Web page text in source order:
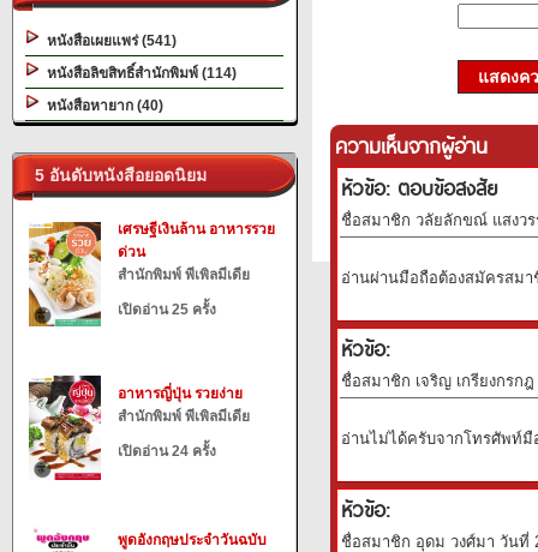
หนังสือเผยแพร่ (541)
หนังสือลิขสิทธิ์สำนักพิมพ์ (114)
หนังสือหายาก (40)
5 อันดับหนังสือยอดนิยม
เศรษฐีเงินล้าน อาหารรวย
ด่วน
สำนักพิมพ์ พีเพิลมีเดีย
เปิดอ่าน 25 ครั้ง
อาหารญี่ปุ่น รวยง่าย
สำนักพิมพ์ พีเพิลมีเดีย
เปิดอ่าน 24 ครั้ง
พูดอังกฤษประจำวันฉบับ
แสดงค
ความเห็นจากผู้อ่าน
หัวข้อ: ตอบข้อสงสัย
ชื่อสมาชิก วลัยลักขณ์ แสงวร
อ่านผ่านมือถือต้องสมัครสมา
หัวข้อ:
ชื่อสมาชิก เจริญ เกรียงกรกฎ
อ่านไม่ได้ครับจากโทรศัพท์มื
หัวข้อ:
ชื่อสมาชิก อุดม วงศ์มา วันที่